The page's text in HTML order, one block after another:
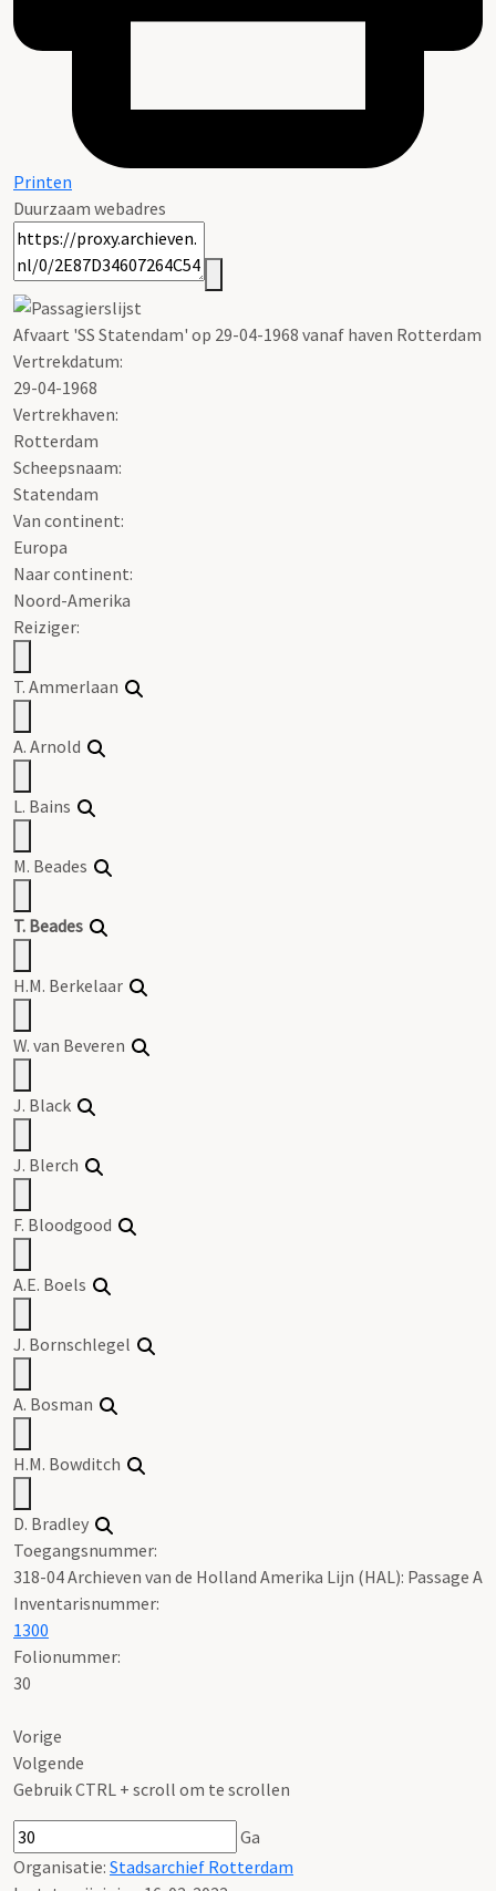
Printen
Duurzaam webadres
Afvaart 'SS Statendam' op 29-04-1968 vanaf haven Rotterdam
Vertrekdatum:
29-04-1968
Vertrekhaven:
Rotterdam
Scheepsnaam:
Statendam
Van continent:
Europa
Naar continent:
Noord-Amerika
Reiziger:
T. Ammerlaan
A. Arnold
L. Bains
M. Beades
T. Beades
H.M. Berkelaar
W. van Beveren
J. Black
J. Blerch
F. Bloodgood
A.E. Boels
J. Bornschlegel
A. Bosman
H.M. Bowditch
D. Bradley
Toegangsnummer:
318-04 Archieven van de Holland Amerika Lijn (HAL): Passage A
Inventarisnummer:
1300
Folionummer:
30
Vorige
Volgende
Gebruik CTRL + scroll om te scrollen
Ga
Organisatie: Stadsarchief Rotterdam